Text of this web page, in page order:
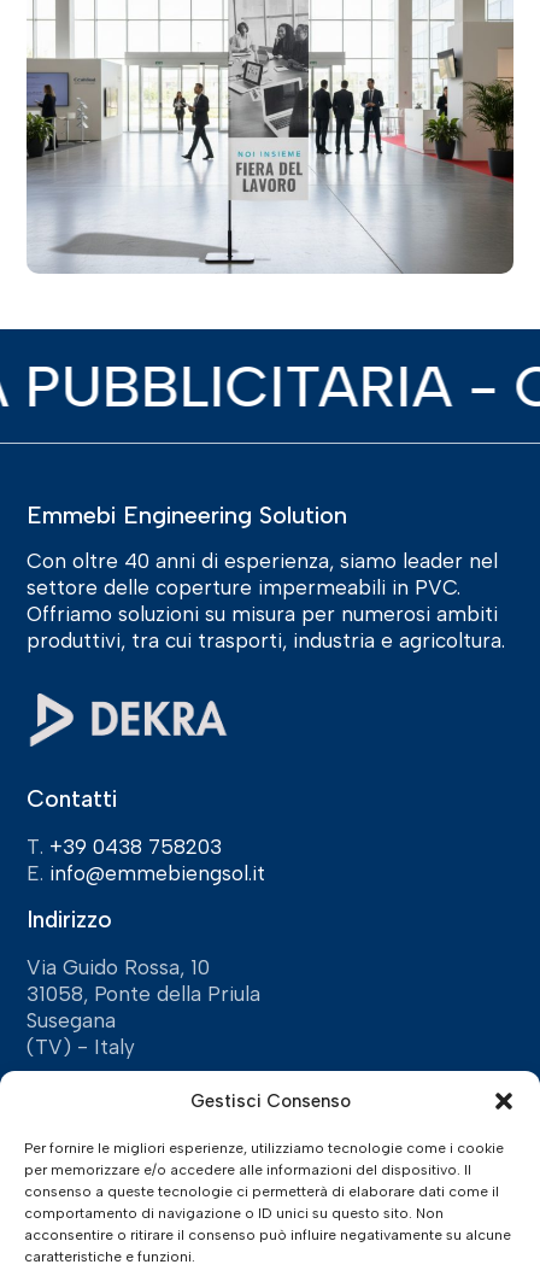
Gestisci Consenso
Per fornire le migliori esperienze, utilizziamo tecnologie come i cookie
per memorizzare e/o accedere alle informazioni del dispositivo. Il
consenso a queste tecnologie ci permetterà di elaborare dati come il
comportamento di navigazione o ID unici su questo sito. Non
acconsentire o ritirare il consenso può influire negativamente su alcune
caratteristiche e funzioni.
-
Emmebi Engineering Solution
Con oltre 40 anni di esperienza, siamo leader nel
settore delle coperture impermeabili in PVC.
Offriamo soluzioni su misura per numerosi ambiti
produttivi, tra cui trasporti, industria e agricoltura.
Contatti
T. +39 0438 758203
E. info@emmebiengsol.it
Indirizzo
Via Guido Rossa, 10
31058, Ponte della Priula
Susegana
(TV) - Italy
Privacy Policy
Privacy Policy